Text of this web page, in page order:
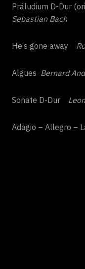
Präludium D-Dur
Sebastian Bach
He‘s gone away
Algues Bernard
Sonate D-Dur
Adagio – Allegro –